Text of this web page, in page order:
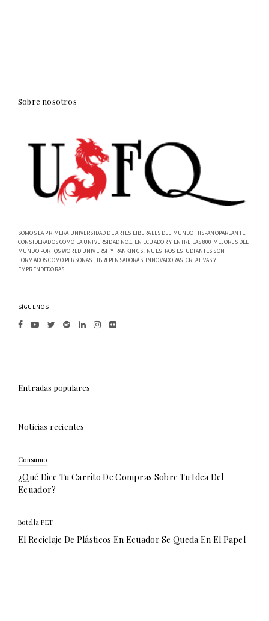
Sobre nosotros
SOMOS LA PRIMERA UNIVERSIDAD DE ARTES LIBERALES DEL MUNDO HISPANOPARLANTE,
CONSIDERADOS COMO LA UNIVERSIDAD NO.1 EN ECUADOR Y ENTRE LAS 800 MEJORES DEL
MUNDO POR 'QS WORLD UNIVERSITY RANKINGS'. NUESTROS ESTUDIANTES SON
FORMADOS COMO PERSONAS LIBREPENSADORAS, INNOVADORAS, CREATIVAS Y
EMPRENDEDORAS.
SÍGUENOS
Entradas populares
Noticias recientes
Consumo
¿Qué Dice Tu Carrito De Compras Sobre Tu Idea Del
Ecuador?
Botella PET
El Reciclaje De Plásticos En Ecuador Se Queda En El Papel